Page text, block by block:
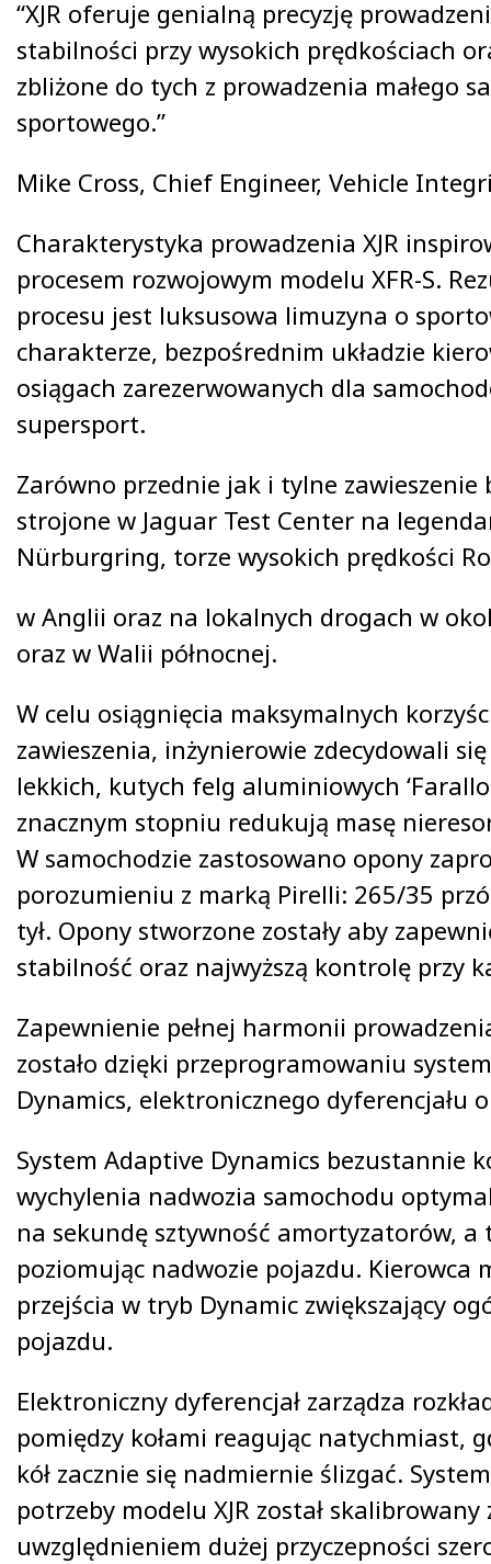
“XJR oferuje genialną precyzję
stabilności przy wysokich prędkościach
zbliżone do tych z prowadzenia małego
sportowego.”
Mike Cross, Chief Engineer, Vehicle
Charakterystyka prowadzenia XJR
procesem rozwojowym modelu XFR-S.
procesu jest luksusowa limuzyna o
charakterze, bezpośrednim układzie
osiągach zarezerwowanych dla
supersport.
Zarówno przednie jak i tylne zawieszenie
strojone w Jaguar Test Center na
Nürburgring, torze wysokich prędkości
w Anglii oraz na lokalnych drogach w
oraz w Walii północnej.
W celu osiągnięcia maksymalnych
zawieszenia, inżynierowie zdecydowali
lekkich, kutych felg aluminiowych
znacznym stopniu redukują masę
W samochodzie zastosowano opony
porozumieniu z marką Pirelli: 265/35
tył. Opony stworzone zostały aby
stabilność oraz najwyższą kontrolę przy
Zapewnienie pełnej harmonii
zostało dzięki przeprogramowaniu
Dynamics, elektronicznego dyferencjału
System Adaptive Dynamics bezustannie
wychylenia nadwozia samochodu
na sekundę sztywność amortyzatorów, a
poziomując nadwozie pojazdu. Kierowca
przejścia w tryb Dynamic zwiększający
pojazdu.
Elektroniczny dyferencjał zarządza
pomiędzy kołami reagując natychmiast,
kół zacznie się nadmiernie ślizgać.
potrzeby modelu XJR został skalibrowany
uwzględnieniem dużej przyczepności